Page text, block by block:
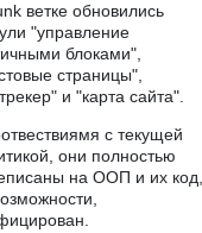
ветке обновились
"управление
блоками",
страницы",
и "карта сайта".
с текущей
они полностью
на ООП и их код,